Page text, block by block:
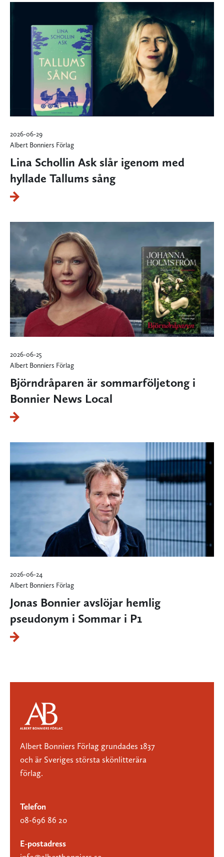
2026-06-29
Albert Bonniers Förlag
Lina Schollin Ask slår igenom med
hyllade Tallums sång
2026-06-25
Albert Bonniers Förlag
Björndråparen är sommarföljetong i
Bonnier News Local
2026-06-24
Albert Bonniers Förlag
Jonas Bonnier avslöjar hemlig
pseudonym i Sommar i P1
Albert Bonniers Förlag grundades 1837
och är Sveriges största skönlitterära
förlag.
Telefon
08-696 86 20
E-postadress